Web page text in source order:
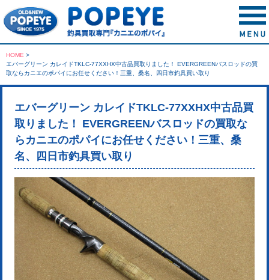
HOME >
エバーグリーン カレイドTKLC-77XXHX中古品買取りました！ EVERGREENバスロッドの買
取ならカニエのポパイにお任せください！三重、桑名、四日市釣具買い取り
エバーグリーン カレイドTKLC-77XXHX中古品買
取りました！ EVERGREENバスロッドの買取な
らカニエのポパイにお任せください！三重、桑
名、四日市釣具買い取り